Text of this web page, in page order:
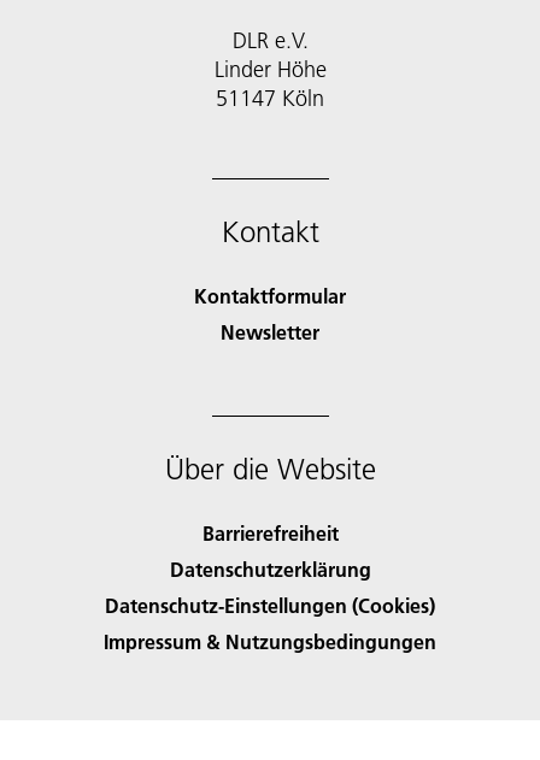
DLR e.V.
Linder Höhe
51147 Köln
Kontakt
Kontaktformular
Newsletter
Über die Website
Barrierefreiheit
Datenschutzerklärung
Datenschutz-Einstellungen (Cookies)
Impressum & Nutzungsbedingungen